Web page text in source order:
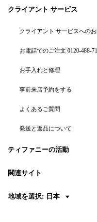
クライアント サービス
クライアント サービスへの
お電話でのご注文 0120-488-
お手入れと修理
事前来店予約をする
よくあるご質問
発送と返品について
ティファニーの活動
関連サイト
地域を選択: 日本